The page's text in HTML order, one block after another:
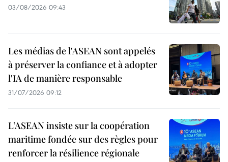
03/08/2026 09:43
Les médias de l'ASEAN sont appelés
à préserver la confiance et à adopter
l'IA de manière responsable
31/07/2026 09:12
L’ASEAN insiste sur la coopération
maritime fondée sur des règles pour
renforcer la résilience régionale